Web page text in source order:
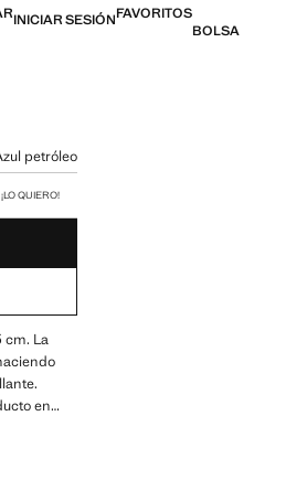
INICIAR SESIÓNFAVORITOS
BOLSA
petróleo
QUIERO!
cm. La
en